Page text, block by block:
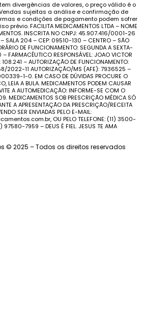
divergências de valores, o preço válido é o
sujeitas a análise e confirmação de
e condições de pagamento podem sofrer
FACILITA MEDICAMENTOS LTDA – NOME
INSCRITA NO CNPJ: 45.907.416/0001-26
– SALA 204 – CEP: 09510-130 – CENTRO – SÃO
DE FUNCIONAMENTO: SEGUNDA A SEXTA-
FARMACÊUTICO RESPONSÁVEL: JOAO VICTOR
– AUTORIZAÇÃO DE FUNCIONAMENTO:
2022-11 AUTORIZAÇÃO/MS (AFE): 7936525 –
1-0. EM CASO DE DÚVIDAS PROCURE O
LEIA A BULA. MEDICAMENTOS PODEM CAUSAR
A AUTOMEDICAÇÃO: INFORME-SE COM O
MEDICAMENTOS SOB PRESCRIÇÃO MÉDICA SÓ
A APRESENTAÇÃO DA PRESCRIÇÃO/RECEITA
SER ENVIADAS PELO E-MAIL:
OU PELO TELEFONE: (11) 3500-
97580-7959 – DEUS É FIEL. JESUS TE AMA
© 2025 – Todos os direitos reservados